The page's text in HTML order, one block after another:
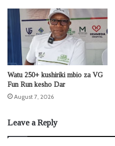
Watu 250+ kushiriki mbio za VG
Fun Run kesho Dar
August 7, 2026
Leave a Reply